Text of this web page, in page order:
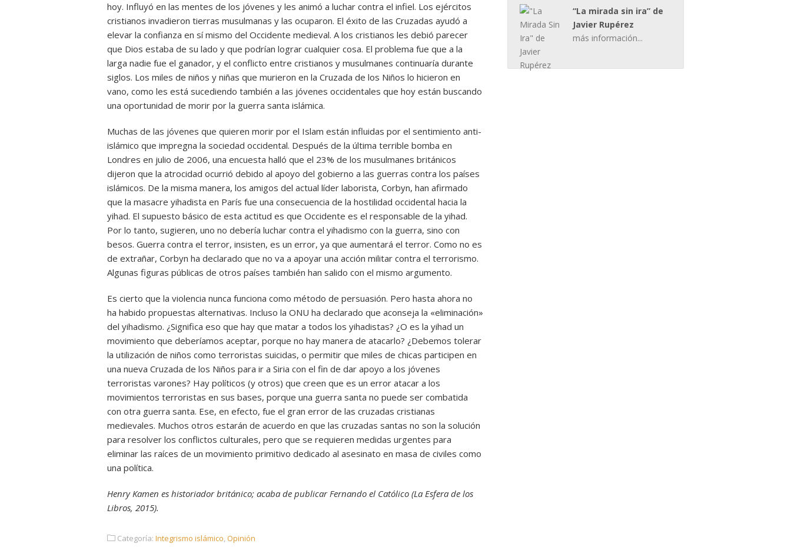
hoy. Influyó en las mentes de los jóvenes y les animó a luchar contra el infiel. Los ejércitos
cristianos invadieron tierras musulmanas y las ocuparon. El éxito de las Cruzadas ayudó a
elevar la confianza en sí mismo del Occidente medieval. A los cristianos les debió parecer
que Dios estaba de su lado y que podrían lograr cualquier cosa. El problema fue que a la
larga nadie fue el ganador, y el conflicto entre cristianos y musulmanes continuaría durante
siglos. Los miles de niños y niñas que murieron en la Cruzada de los Niños lo hicieron en
vano, como les está sucediendo también a las jóvenes occidentales que hoy están buscando
una oportunidad de morir por la guerra santa islámica.
Muchas de las jóvenes que quieren morir por el Islam están influidas por el sentimiento anti-
islámico que impregna la sociedad occidental. Después de la última terrible bomba en
Londres en julio de 2006, una encuesta halló que el 23% de los musulmanes británicos
dijeron que la atrocidad ocurrió debido al apoyo del gobierno a las guerras contra los países
islámicos. De la misma manera, los amigos del actual líder laborista, Corbyn, han afirmado
que la masacre yihadista en París fue una consecuencia de la hostilidad occidental hacia la
yihad. El supuesto básico de esta actitud es que Occidente es el responsable de la yihad.
Por lo tanto, sugieren, uno no debería luchar contra el yihadismo con la guerra, sino con
besos. Guerra contra el terror, insisten, es un error, ya que aumentará el terror. Como no es
de extrañar, Corbyn ha declarado que no va a apoyar una acción militar contra el terrorismo.
Algunas figuras públicas de otros países también han salido con el mismo argumento.
Es cierto que la violencia nunca funciona como método de persuasión. Pero hasta ahora no
ha habido propuestas alternativas. Incluso la ONU ha declarado que aconseja la «eliminación»
del yihadismo. ¿Significa eso que hay que matar a todos los yihadistas? ¿O es la yihad un
movimiento que deberíamos aceptar, porque no hay manera de atacarlo? ¿Debemos tolerar
la utilización de niños como terroristas suicidas, o permitir que miles de chicas participen en
una nueva Cruzada de los Niños para ir a Siria con el fin de dar apoyo a los jóvenes
terroristas varones? Hay políticos (y otros) que creen que es un error atacar a los
movimientos terroristas en sus bases, porque una guerra santa no puede ser combatida
con otra guerra santa. Ese, en efecto, fue el gran error de las cruzadas cristianas
medievales. Muchos otros estarán de acuerdo en que las cruzadas santas no son la solución
para resolver los conflictos culturales, pero que se requieren medidas urgentes para
eliminar las raíces de un movimiento primitivo dedicado al asesinato en masa de civiles como
una política.
Henry Kamen es historiador británico; acaba de publicar Fernando el Católico (La Esfera de los
Libros, 2015).
Categoría: Integrismo islámico,Opinión
“La mirada sin ira” de
Javier Rupérez
más información...